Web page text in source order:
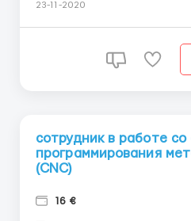
обширным международным
различных отраслях и
23-11-2020
сотрудник в работе со
программирования
(CNC)
16 €